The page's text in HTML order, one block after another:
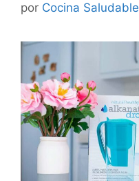
por Cocina Saludable